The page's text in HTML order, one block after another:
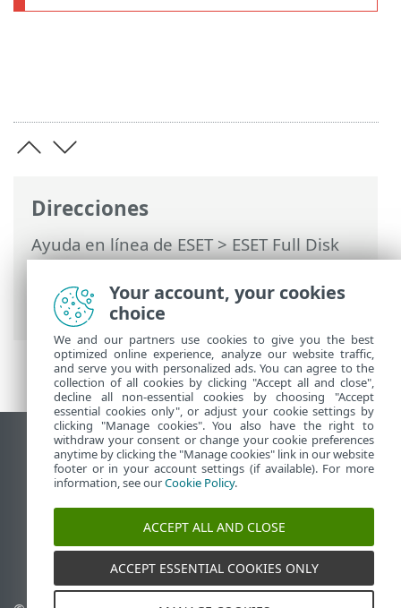
Direcciones
Ayuda en línea de ESET>ESET Full Disk
Encryption>Utilización de ESET Full Disk
Encryption>Administración del cifrado>
Pausar autenticación de FDE
Ver sitio para ordenador
End of Life
Base de conocimiento de ESET
Foro de ESET
ESET Status Portal
Soporte técnico regional
Your account, your cookies
choice
We and our partners use cookies to give you the best
optimized online experience, analyze our website traffic,
and serve you with personalized ads. You can agree to the
collection of all cookies by clicking "Accept all and close",
decline all non-essential cookies by choosing "Accept
essential cookies only", or adjust your cookie settings by
clicking "Manage cookies". You also have the right to
withdraw your consent or change your cookie preferences
anytime by clicking the "Manage cookies" link in our website
footer or in your account settings (if available). For more
information, see ourCookie Policy.
ACCEPT ALL AND CLOSE
ACCEPT ESSENTIAL COOKIES ONLY